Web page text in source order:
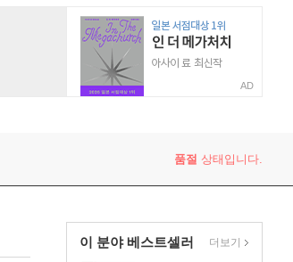
AD
품절 상태입니다.
이 분야 베스트셀러 더보기